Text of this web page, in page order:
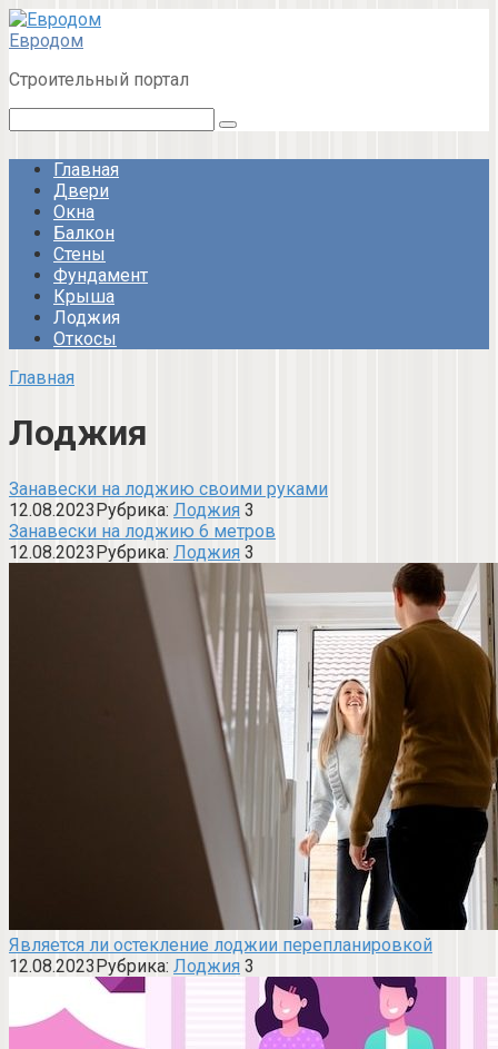
Перейти
к
Евродом
Строительный портал
Главная
Двери
Окна
Балкон
Стены
Фундамент
Крыша
Лоджия
Откосы
Главная
Лоджия
Занавески на лоджию своими руками
12.08.2023Рубрика: Лоджия 3
Занавески на лоджию 6 метров
12.08.2023Рубрика: Лоджия 3
Является ли остекление лоджии перепланировкой
12.08.2023Рубрика: Лоджия 3